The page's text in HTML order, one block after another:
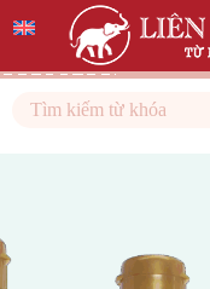
Search